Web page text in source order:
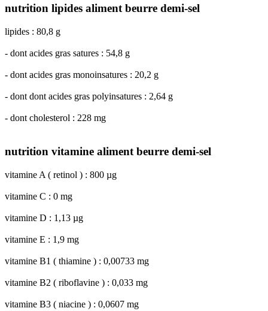
nutrition lipides aliment beurre demi-sel
lipides : 80,8 g
- dont acides gras satures : 54,8 g
- dont acides gras monoinsatures : 20,2 g
- dont dont acides gras polyinsatures : 2,64 g
- dont cholesterol : 228 mg
nutrition vitamine aliment beurre demi-sel
vitamine A ( retinol ) : 800 µg
vitamine C : 0 mg
vitamine D : 1,13 µg
vitamine E : 1,9 mg
vitamine B1 ( thiamine ) : 0,00733 mg
vitamine B2 ( riboflavine ) : 0,033 mg
vitamine B3 ( niacine ) : 0,0607 mg